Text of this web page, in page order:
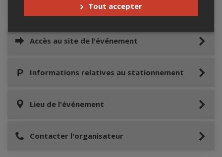
Détails de l'événement
Accès au site de l'événement
Informations relatives au stationnement
Lieu de l'événement
Contacter l'organisateur
Tout accepter